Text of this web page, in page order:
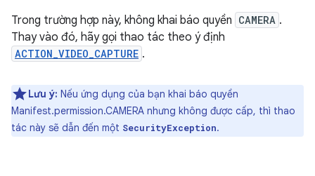
Trong trường hợp này, không khai báo quyền CAMERA .
Thay vào đó, hãy gọi thao tác theo ý định
ACTION_VIDEO_CAPTURE .
Lưu ý: Nếu ứng dụng của bạn khai báo quyền
Manifest.permission.CAMERA nhưng không được cấp, thì thao
tác này sẽ dẫn đến một SecurityException.